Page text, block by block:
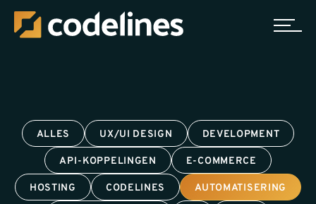
ALLES UX/UI DESIGN DEVELOPMENT
API-KOPPELINGEN E-COMMERCE
HOSTING CODELINES AUTOMATISERING